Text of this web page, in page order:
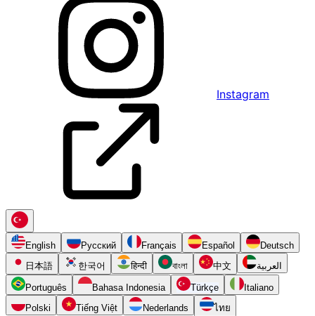
Instagram
English Русский Français Español
Deutsch
日本語
한국어 हिन्दी বাংলা 中文 العربية
Português Bahasa Indonesia Türkçe
Italiano
Polski
Tiếng Việt Nederlands
ไทย